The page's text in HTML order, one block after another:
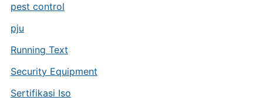
pest control
pju
Running Text
Security Equipment
Sertifikasi Iso